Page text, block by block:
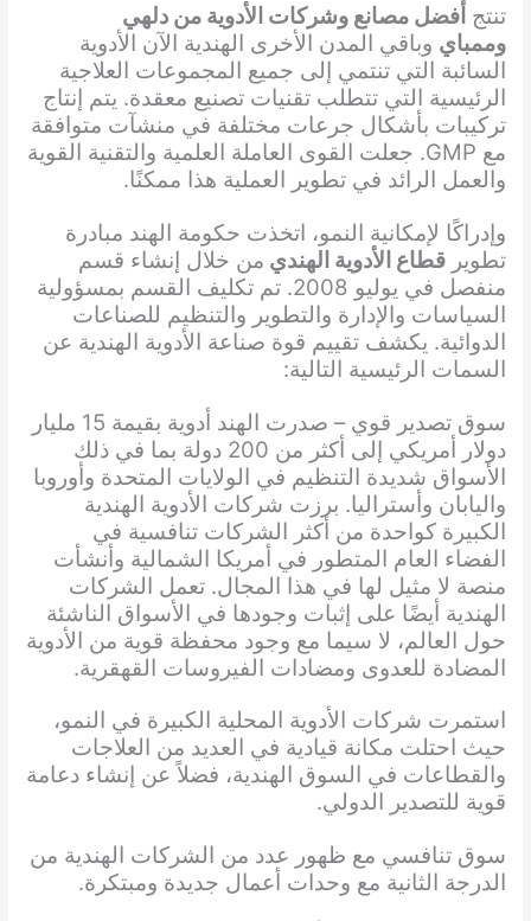
تنتج أفضل مصانع وشركات الأدوية من دلهي
وممباي وباقي المدن الأخرى الهندية الآن الأدوية
السائبة التي تنتمي إلى جميع المجموعات العلاجية
الرئيسية التي تتطلب تقنيات تصنيع معقدة. يتم إنتاج
تركيبات بأشكال جرعات مختلفة في منشآت متوافقة
مع GMP. جعلت القوى العاملة العلمية والتقنية القوية
والعمل الرائد في تطوير العملية هذا ممكنًا.
وإدراكًا لإمكانية النمو، اتخذت حكومة الهند مبادرة
تطويرقطاع الأدوية الهندي من خلال إنشاء قسم
منفصل في يوليو 2008. تم تكليف القسم بمسؤولية
السياسات والإدارة والتطوير والتنظيم للصناعات
الدوائية. يكشف تقييم قوة صناعة الأدوية الهندية عن
السمات الرئيسية التالية:
سوق تصدير قوي – صدرت الهند أدوية بقيمة 15 مليار
دولار أمريكي إلى أكثر من 200 دولة بما في ذلك
الأسواق شديدة التنظيم في الولايات المتحدة وأوروبا
واليابان وأستراليا. برزت شركات الأدوية الهندية
الكبيرة كواحدة من أكثر الشركات تنافسية في
الفضاء العام المتطور في أمريكا الشمالية وأنشأت
منصة لا مثيل لها في هذا المجال. تعمل الشركات
الهندية أيضًا على إثبات وجودها في الأسواق الناشئة
حول العالم، لا سيما مع وجود محفظة قوية من الأدوية
المضادة للعدوى ومضادات الفيروسات القهقرية.
استمرت شركات الأدوية المحلية الكبيرة في النمو،
حيث احتلت مكانة قيادية في العديد من العلاجات
والقطاعات في السوق الهندية، فضلاً عن إنشاء دعامة
قوية للتصدير الدولي.
سوق تنافسي مع ظهور عدد من الشركات الهندية من
الدرجة الثانية مع وحدات أعمال جديدة ومبتكرة.